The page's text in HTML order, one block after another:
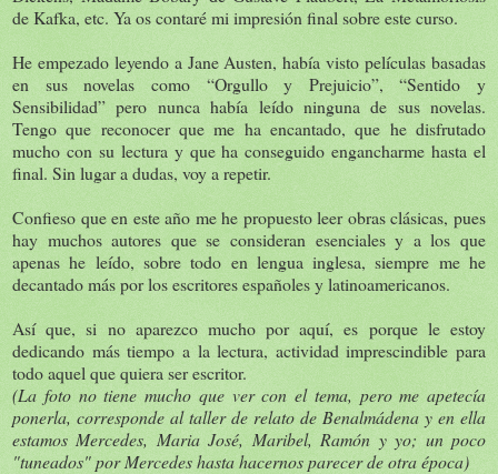
de Kafka, etc. Ya os contaré mi impresión final sobre este curso.
He empezado leyendo a Jane Austen, había visto películas basadas
en sus novelas como “Orgullo y Prejuicio”, “Sentido y
Sensibilidad” pero nunca había leído ninguna de sus novelas.
Tengo que reconocer que me ha encantado, que he disfrutado
mucho con su lectura y que ha conseguido engancharme hasta el
final. Sin lugar a dudas, voy a repetir.
Confieso que en este año me he propuesto leer obras clásicas, pues
hay muchos autores que se consideran esenciales y a los que
apenas he leído, sobre todo en lengua inglesa, siempre me he
decantado más por los escritores españoles y latinoamericanos.
Así que, si no aparezco mucho por aquí, es porque le estoy
dedicando más tiempo a la lectura, actividad imprescindible para
todo aquel que quiera ser escritor.
(La foto no tiene mucho que ver con el tema, pero me apetecía
ponerla, corresponde al taller de relato de Benalmádena y en ella
estamos Mercedes, Maria José, Maribel, Ramón y yo; un poco
"tuneados" por Mercedes hasta hacernos parecer de otra época)